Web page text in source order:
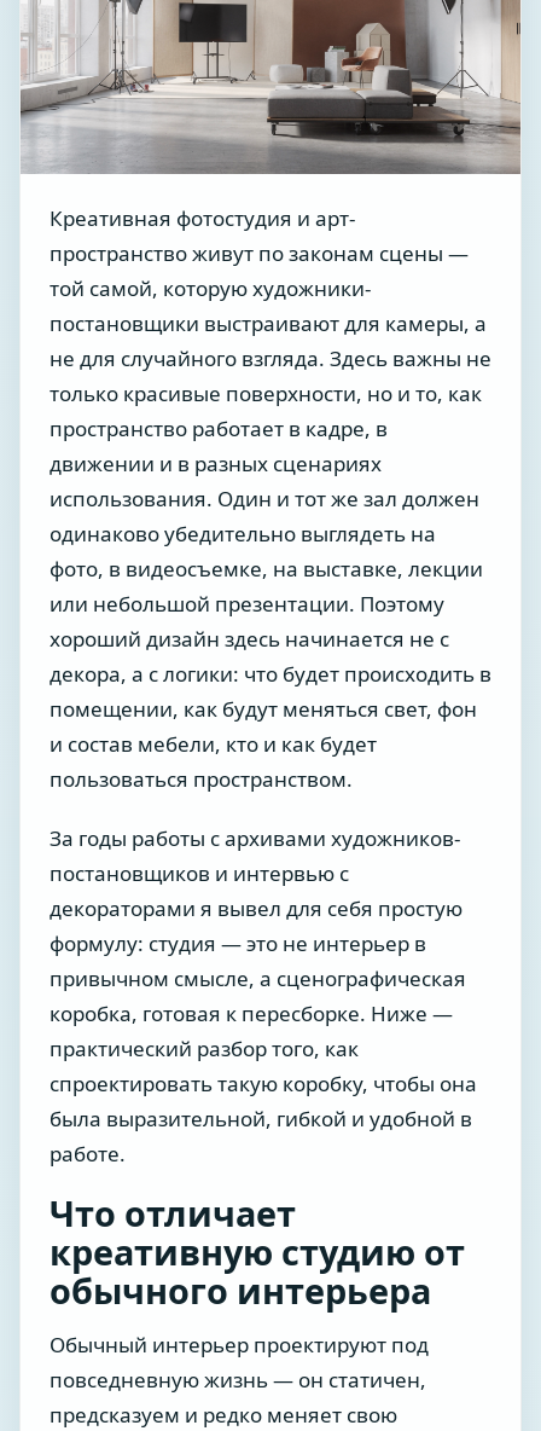
Креативная фотостудия и арт-
пространство живут по законам сцены —
той самой, которую художники-
постановщики выстраивают для камеры, а
не для случайного взгляда. Здесь важны не
только красивые поверхности, но и то, как
пространство работает в кадре, в
движении и в разных сценариях
использования. Один и тот же зал должен
одинаково убедительно выглядеть на
фото, в видеосъемке, на выставке, лекции
или небольшой презентации. Поэтому
хороший дизайн здесь начинается не с
декора, а с логики: что будет происходить в
помещении, как будут меняться свет, фон
и состав мебели, кто и как будет
пользоваться пространством.
За годы работы с архивами художников-
постановщиков и интервью с
декораторами я вывел для себя простую
формулу: студия — это не интерьер в
привычном смысле, а сценографическая
коробка, готовая к пересборке. Ниже —
практический разбор того, как
спроектировать такую коробку, чтобы она
была выразительной, гибкой и удобной в
работе.
Что отличает
креативную студию от
обычного интерьера
Обычный интерьер проектируют под
повседневную жизнь — он статичен,
предсказуем и редко меняет свою